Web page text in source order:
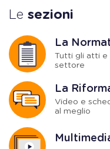
Le sezioni
La
Tutti gli atti e
settore
La
Video e
al meglio